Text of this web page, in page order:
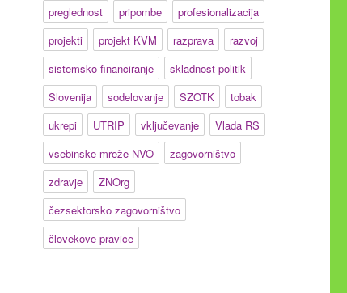
preglednost
pripombe
profesionalizacija
projekti
projekt KVM razprava
razvoj
sistemsko financiranje
skladnost politik
Slovenija
sodelovanje SZOTK
tobak
ukrepi
UTRIP vključevanje
Vlada RS
vsebinske mreže NVO
zagovorništvo
zdravje
ZNOrg
čezsektorsko zagovorništvo
človekove pravice